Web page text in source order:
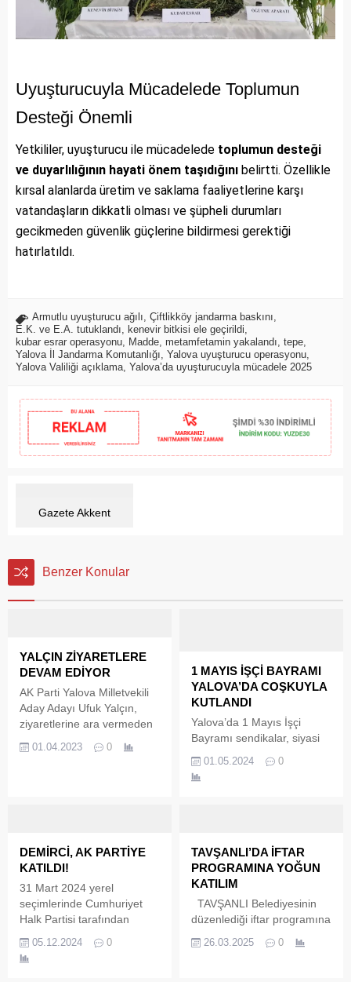
Uyuşturucuyla Mücadelede Toplumun
Desteği Önemli
Yetkililer, uyuşturucu ile mücadelede toplumun desteği
ve duyarlılığının hayati önem taşıdığını belirtti. Özellikle
kırsal alanlarda üretim ve saklama faaliyetlerine karşı
vatandaşların dikkatli olması ve şüpheli durumları
gecikmeden güvenlik güçlerine bildirmesi gerektiği
hatırlatıldı.
Armutlu uyuşturucu ağılı Çiftlikköy jandarma baskını
E.K. ve E.A. tutuklandı
kenevir bitkisi ele geçirildi
kubar esrar operasyonu
Madde metamfetamin yakalandı tepe
Yalova İl Jandarma Komutanlığı Yalova uyuşturucu operasyonu
Yalova Valiliği açıklama Yalova’da uyuşturucuyla mücadele 2025
Gazete Akkent
Benzer Konular
YALÇIN ZİYARETLERE
DEVAM EDİYOR
AK Parti Yalova Milletvekili
Aday Adayı Ufuk Yalçın,
ziyaretlerine ara vermeden
vatandaş ziyaretlerine
hizmetleri anlatıyoruz. Bu
doğrultuda bugün Divanev
Müdürümüzü ziyaret ettik.
Bizler ağırlayan herkese
bilirim.’...
01.04.2023 0
1 MAYIS İŞÇİ BAYRAMI
YALOVA’DA COŞKUYLA
KUTLANDI
Yalova’da 1 Mayıs İşçi
Bayramı sendikalar, siyasi
sayıda vatandaş tarafından
kutlandı. 1 Mayıs İşçi
gerçekleştirilen programda
işçi bayramı kutlandı.
Eğitim-İş Sendikası, Emekli-
ADD, TBB, siyasi parti
temsilcileri ile ortaklaşa
düzenlediği program ile
01.05.2024 0
DEMİRCİ, AK PARTİYE
KATILDI!
31 Mart 2024 yerel
seçimlerinde Cumhuriyet
Halk Partisi tarafından
kontenjandan meclis üyesi
adayı olan ve seçilen,
05.12.2024 0
TAVŞANLI’DA İFTAR
PROGRAMINA YOĞUN
KATILIM
TAVŞANLI Belediyesinin
düzenlediği iftar programına
Belediye Başkanı Mücahit
26.03.2025 0